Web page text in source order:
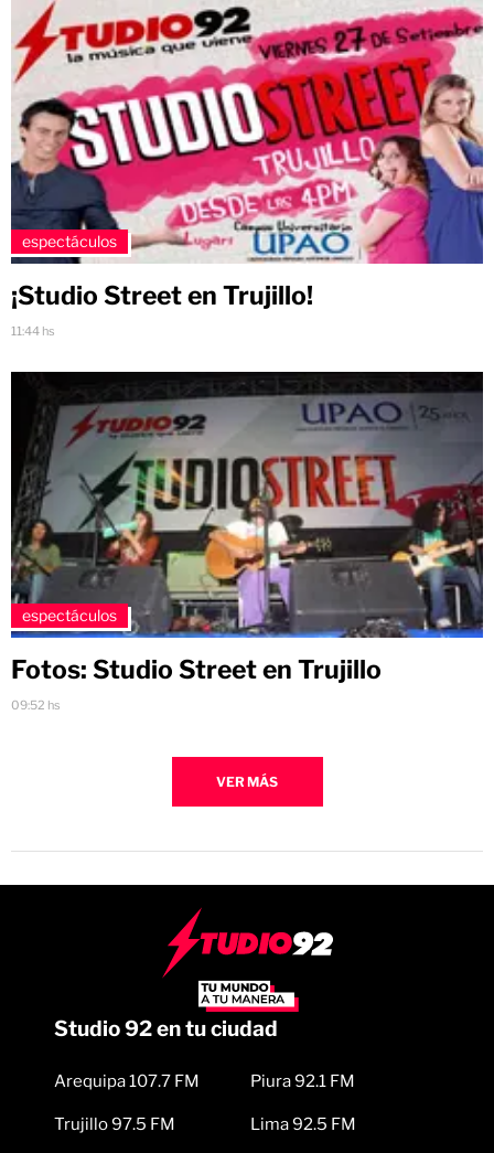
espectáculos
¡Studio Street en Trujillo!
11:44 hs
espectáculos
Fotos: Studio Street en Trujillo
09:52 hs
VER MÁS
Studio 92 en tu ciudad
Arequipa 107.7 FM
Trujillo 97.5 FM
Piura 92.1 FM
Lima 92.5 FM